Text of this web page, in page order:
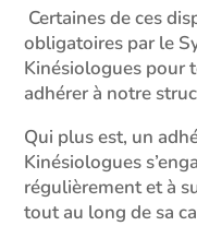
Certaines de ces
obligatoires par le
Kinésiologues pour
adhérer à notre
Qui plus est, un
Kinésiologues
régulièrement et à
tout au long de sa